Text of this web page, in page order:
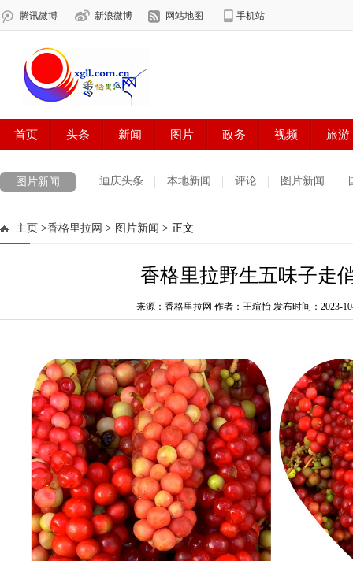
图片新闻 迪庆头条 本地新闻 评论 图片新闻
主页 >香格里拉网 > 图片新闻 > 正文
香格里拉野生五味子走
来源：香格里拉网 作者：王瑄怡 发布时间：2023-